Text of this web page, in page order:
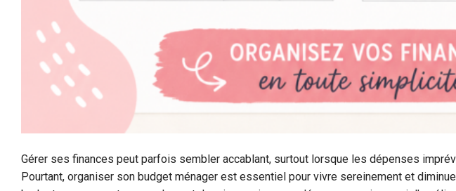
Gérer ses finances peut parfois sembler accablant, surtout lorsque les dépenses
Pourtant, organiser son budget ménager est essentiel pour vivre sereinement et